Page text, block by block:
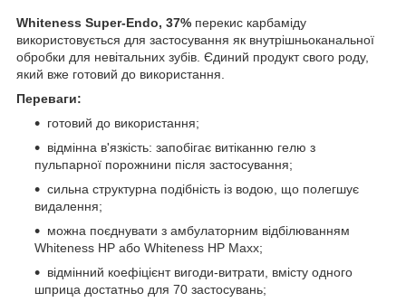
Whiteness Super-Endo, 37% перекис карбаміду
використовується для застосування як внутрішньоканальної
обробки для невітальних зубів. Єдиний продукт свого роду,
який вже готовий до використання.
Переваги:
готовий до використання;
відмінна в'язкість: запобігає витіканню гелю з
пульпарної порожнини після застосування;
сильна структурна подібність із водою, що полегшує
видалення;
можна поєднувати з амбулаторним відбілюванням
Whiteness HP або Whiteness HP Maxx;
відмінний коефіцієнт вигоди-витрати, вмісту одного
шприца достатньо для 70 застосувань;